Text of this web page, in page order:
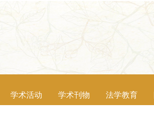
学术活动 学术刊物 法学教育